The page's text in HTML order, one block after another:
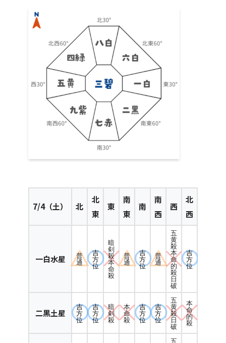
7/4（土） 北
北
東
東
南
東
南
南
西
西
北
西
一白水星
普
通
吉
方
位
暗
剣
殺
本
命
殺
普
通
吉
方
位
普
通
五
黄
殺
本
命
的
殺
日
破
吉
方
位
二黒土星
吉
方
位
吉
方
位
暗
剣
殺
本
命
殺
吉
方
位
吉
方
位
五
黄
殺
日
破
本
命
的
殺
五